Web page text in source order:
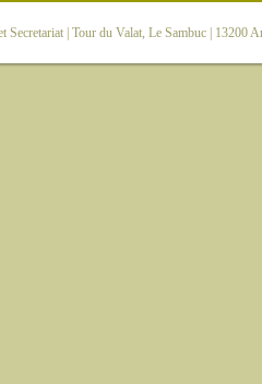
Secretariat| Tour du Valat, Le Sambuc | 13200